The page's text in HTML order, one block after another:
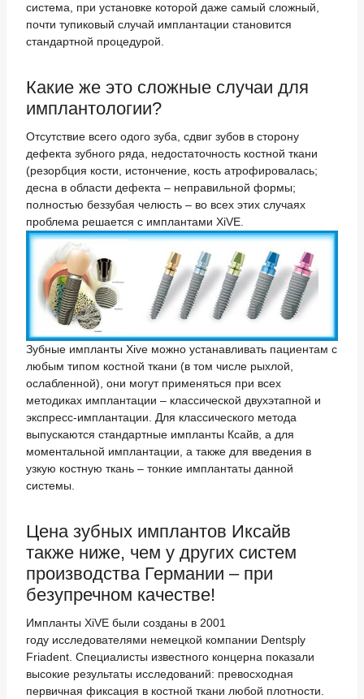
система, при установке которой даже самый сложный,
почти тупиковый случай имплантации становится
стандартной процедурой.
Какие же это сложные случаи для
имплантологии?
Отсутствие всего одого зуба, сдвиг зубов в сторону
дефекта зубного ряда, недостаточность костной ткани
(резорбция кости, истончение, кость атрофировалась;
десна в области дефекта – неправильной формы;
полностью беззубая челюсть – во всех этих случаях
проблема решается с имплантами XiVE.
Зубные импланты Xive можно устанавливать пациентам с
любым типом костной ткани (в том числе рыхлой,
ослабленной), они могут применяться при всех
методиках имплантации – классической двухэтапной и
экспресс-имплантации. Для классического метода
выпускаются стандартные импланты Ксайв, а для
моментальной имплантации, а также для введения в
узкую костную ткань – тонкие имплантаты данной
системы.
Цена зубных имплантов Иксайв
также ниже, чем у других систем
производства Германии – при
безупречном качестве!
Импланты XiVE были созданы в 2001
году исследователями немецкой компании Dentsply
Friadent. Специалисты известного концерна показали
высокие результаты исследований: превосходная
первичная фиксация в костной ткани любой плотности.